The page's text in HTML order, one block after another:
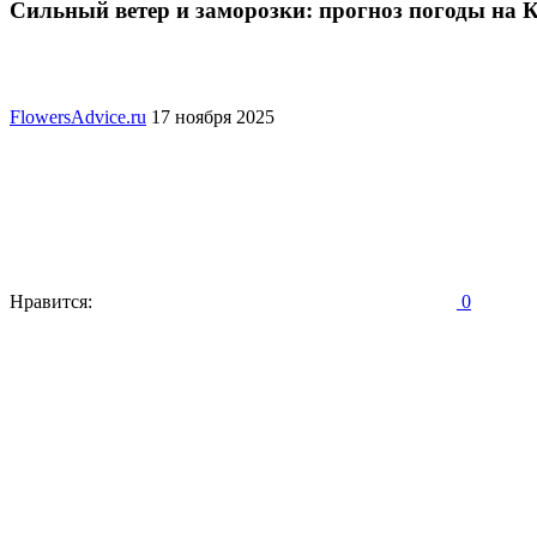
Сильный ветер и заморозки: прогноз погоды на
FlowersAdvice.ru 17 ноября 2025
Нравится: 0